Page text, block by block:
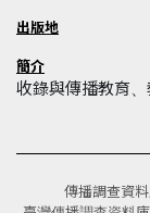
出版地
簡介
收錄與傳播教育、
傳播調查資